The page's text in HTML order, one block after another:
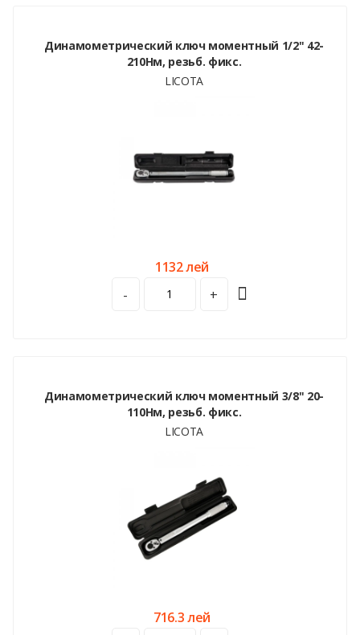
Динамометрический ключ моментный 1/2" 42-
210Нм, резьб. фикс.
LICOTA
1132 лей
-
+
Динамометрический ключ моментный 3/8" 20-
110Нм, резьб. фикс.
LICOTA
716.3 лей